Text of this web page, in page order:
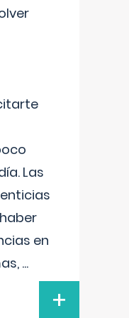
Las
en
...
+